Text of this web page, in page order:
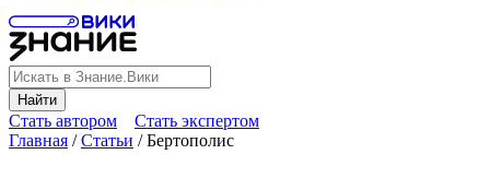
Найти
Стать автором
Стать экспертом
Главная /Статьи /Бертополис